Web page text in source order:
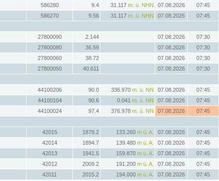
586280 9.4 31.117 m. ü. NHN 07.08.2026 07:45
586270 9.56 31.117 m. ü. NHN 07.08.2026 07:45
27800090 2.144 07.08.2026 07:30
27800080 36.59 07.08.2026 07:30
27800060 38.72 07.08.2026 07:30
27800050 40.611 07.08.2026 07:30
44100206 90.0 336.970 m. ü. NN 07.08.2026 07:45
44100104 90.6 0.041 m. ü. NN 07.08.2026 07:45
44100024 97.4 376.978 m. ü. NN 07.08.2026 07:45
42015 1879.2 133.260 m ü. A. 07.08.2026 07:45
42014 1894.7 139.480 m ü. A. 07.08.2026 07:45
42013 1941.5 159.870 m ü. A. 07.08.2026 07:45
42012 2009.2 191.200 m ü. A. 07.08.2026 07:45
42011 2015.2 194.000 m ü. A. 07.08.2026 07:45